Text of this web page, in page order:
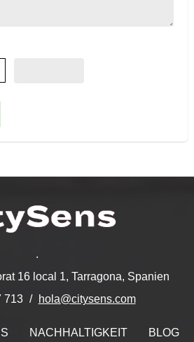
.
16 local 1, Tarragona, Spanien
713
hola@citysens.com
NACHHALTIGKEIT BLOG